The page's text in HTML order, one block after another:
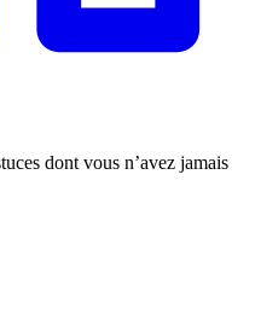
dont vous n’avez jamais